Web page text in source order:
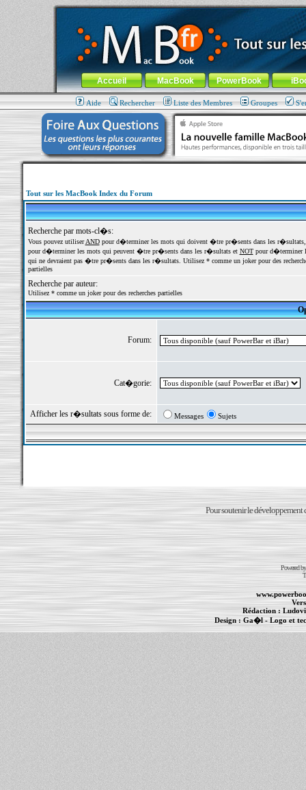
MacBook-fr.com : 100% Apple... 100% nomade !
Aller au contenu-Aller au menu général-Aller au menu de
Menu général
Accueil MacBook PowerBook
Aide Rechercher Liste des Membres Groupes
Tout sur les MacBook Index du Forum
Recherche par mots-cl�s:
Vous pouvez utiliserANDpour d�terminer les mots qui doivent �tre pr�sents dans les
pour d�terminer les mots qui peuvent �tre pr�sents dans les r�sultats et NOTpour d�terminer
qui ne devraient pas �tre pr�sents dans les r�sultats. Utilisez * comme un joker pour des
partielles
Recherche par auteur:
Utilisez * comme un joker pour des recherches partielles
Forum:
Cat�gorie:
Afficher les r�sultats sous forme de: Messages Sujets
Pour soutenir le développement
Powered
Rédaction :
Design : Ga�l- Logo et